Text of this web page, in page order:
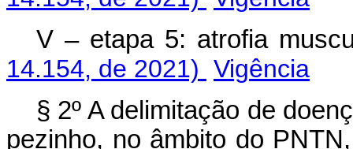
V – etapa 5: atrofia
14.154, de 2021) Vigência
§ 2º A delimitação de
pezinho, no âmbito do